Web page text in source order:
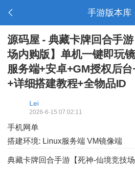
手游版本库
源码屋 - 典藏卡牌回合手
场内购版】单机一键即玩
服务端+安卓+GM授权后
+详细搭建教程+全物品ID
Lei
2026-6-15 07:02:11
手机网单
搭建环境: Linux服务端 VM镜像端
典藏卡牌回合手游【死神-仙境竞技